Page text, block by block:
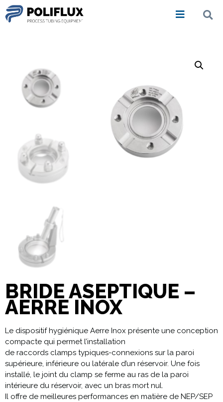
BRIDE ASEPTIQUE –
AERRE INOX
Le dispositif hygiénique Aerre Inox présente une conception
compacte qui permet l’installation
de raccords clamps typiques-connexions sur la paroi
supérieure, inférieure ou latérale d’un réservoir. Une fois
installé, le joint du clamp se ferme au ras de la paroi
intérieure du réservoir, avec un bras mort nul.
Il offre de meilleures performances en matière de NEP/SEP